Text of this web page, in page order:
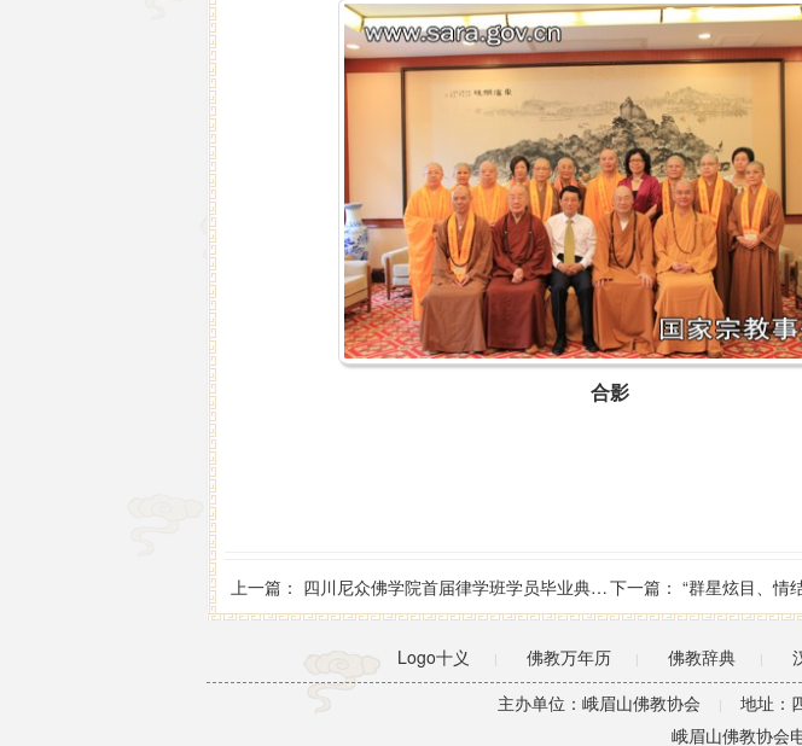
合影
上一篇： 四川尼众佛学院首届律学班学员毕业典礼举行 下一篇： “群星炫目、情结峨眉
Logo十义 | 佛教万年历 | 佛教辞典 |
主办单位：峨眉山佛教协会
| 地址：
峨眉山佛教协会